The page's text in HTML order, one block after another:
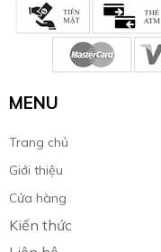
MENU
Trang chủ
Giới thiệu
Cửa hàng
Kiến thức